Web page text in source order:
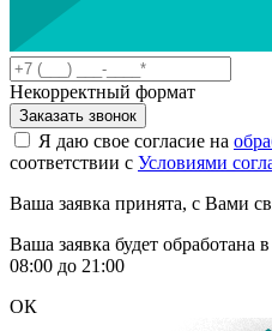
Некорректный формат
Заказать звонок
Я даю свое согласие на
соответствии с Условиями
Ваша заявка принята, с Вами
Ваша заявка будет обработана
08:00 до 21:00
ОК